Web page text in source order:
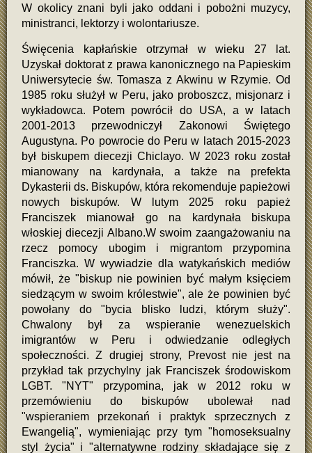
W okolicy znani byli jako oddani i pobożni muzycy,
ministranci, lektorzy i wolontariusze.
Święcenia kapłańskie otrzymał w wieku 27 lat.
Uzyskał doktorat z prawa kanonicznego na Papieskim
Uniwersytecie św. Tomasza z Akwinu w Rzymie. Od
1985 roku służył w Peru, jako proboszcz, misjonarz i
wykładowca. Potem powrócił do USA, a w latach
2001-2013 przewodniczył Zakonowi Świętego
Augustyna. Po powrocie do Peru w latach 2015-2023
był biskupem diecezji Chiclayo. W 2023 roku został
mianowany na kardynała, a także na prefekta
Dykasterii ds. Biskupów, która rekomenduje papieżowi
nowych biskupów. W lutym 2025 roku papież
Franciszek mianował go na kardynała biskupa
włoskiej diecezji Albano.W swoim zaangażowaniu na
rzecz pomocy ubogim i migrantom przypomina
Franciszka. W wywiadzie dla watykańskich mediów
mówił, że "biskup nie powinien być małym księciem
siedzącym w swoim królestwie", ale że powinien być
powołany do "bycia blisko ludzi, którym służy".
Chwalony był za wspieranie wenezuelskich
imigrantów w Peru i odwiedzanie odległych
społeczności. Z drugiej strony, Prevost nie jest na
przykład tak przychylny jak Franciszek środowiskom
LGBT. "NYT" przypomina, jak w 2012 roku w
przemówieniu do biskupów ubolewał nad
"wspieraniem przekonań i praktyk sprzecznych z
Ewangelią", wymieniając przy tym "homoseksualny
styl życia" i "alternatywne rodziny składające się z